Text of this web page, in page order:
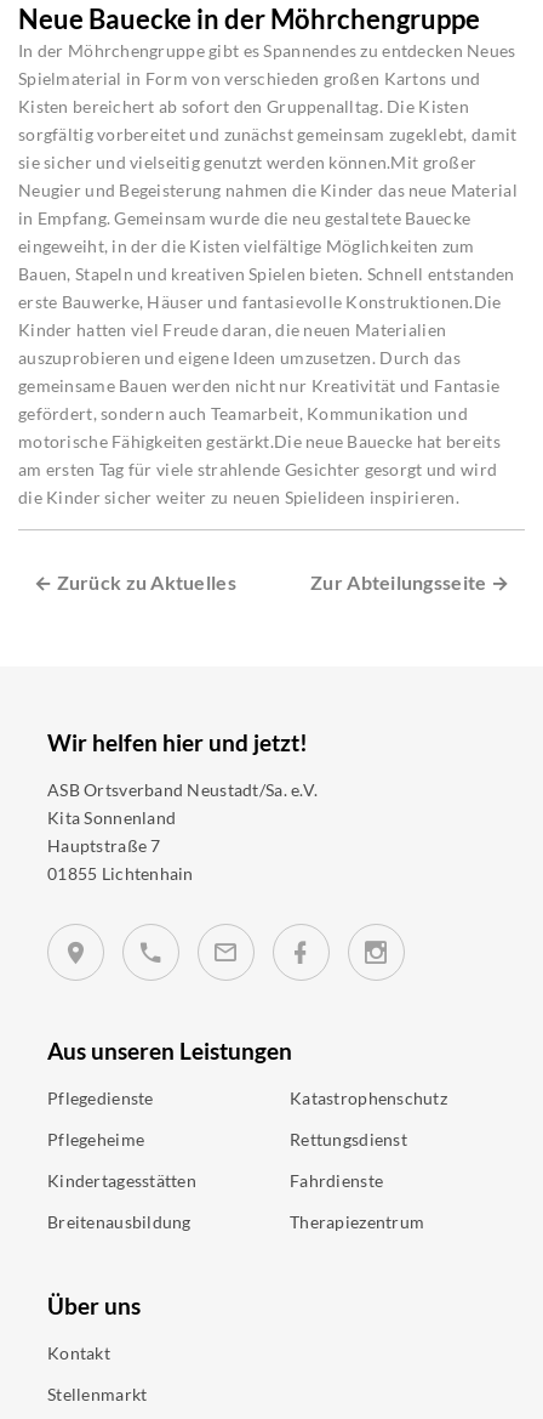
Neue Bauecke in der Möhrchengruppe
In der Möhrchengruppe gibt es Spannendes zu entdecken Neues
Spielmaterial in Form von verschieden großen Kartons und
Kisten bereichert ab sofort den Gruppenalltag. Die Kisten
sorgfältig vorbereitet und zunächst gemeinsam zugeklebt, damit
sie sicher und vielseitig genutzt werden können.Mit großer
Neugier und Begeisterung nahmen die Kinder das neue Material
in Empfang. Gemeinsam wurde die neu gestaltete Bauecke
eingeweiht, in der die Kisten vielfältige Möglichkeiten zum
Bauen, Stapeln und kreativen Spielen bieten. Schnell entstanden
erste Bauwerke, Häuser und fantasievolle Konstruktionen.Die
Kinder hatten viel Freude daran, die neuen Materialien
auszuprobieren und eigene Ideen umzusetzen. Durch das
gemeinsame Bauen werden nicht nur Kreativität und Fantasie
gefördert, sondern auch Teamarbeit, Kommunikation und
motorische Fähigkeiten gestärkt.Die neue Bauecke hat bereits
am ersten Tag für viele strahlende Gesichter gesorgt und wird
die Kinder sicher weiter zu neuen Spielideen inspirieren.
← Zurück zu Aktuelles Zur Abteilungsseite →
Wir helfen hier und jetzt!
ASB Ortsverband Neustadt/Sa. e.V.
Kita Sonnenland
Hauptstraße 7
01855 Lichtenhain
Aus unseren Leistungen
Pflegedienste
Pflegeheime
Kindertagesstätten
Breitenausbildung
Katastrophenschutz
Rettungsdienst
Fahrdienste
Therapiezentrum
Über uns
Kontakt
Stellenmarkt